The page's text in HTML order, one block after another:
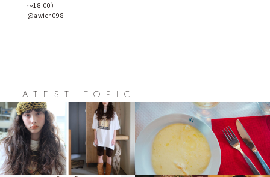
～18:00）
@awich098
LATEST TOPIC